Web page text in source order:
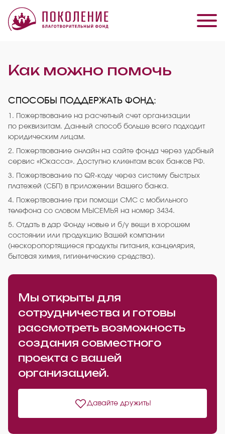
Как можно помочь
СПОСОБЫ ПОДДЕРЖАТЬ ФОНД:
1. Пожертвование на расчетный счет организации
по реквизитам. Данный способ больше всего подходит
юридическим лицам.
2. Пожертвование онлайн на сайте фонда через удобный
сервис «Юкасса». Доступно клиентам всех банков РФ.
3. Пожертвование по QR-коду через систему быстрых
платежей (СБП) в приложении Вашего банка.
4. Пожертвование при помощи СМС с мобильного
телефона со словом МЫСЕМЬЯ на номер 3434.
5. Отдать в дар Фонду новые и б/у вещи в хорошем
состоянии или продукцию Вашей компании
(нескоропортящиеся продукты питания, канцелярия,
бытовая химия, гигиенические средства).
Мы открыты для
сотрудничества и готовы
рассмотреть возможность
создания совместного
проекта с вашей
организацией.
Давайте дружить!